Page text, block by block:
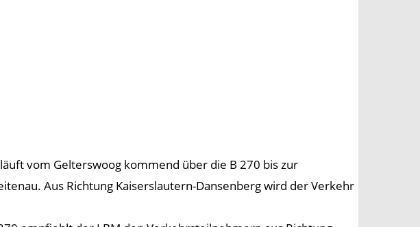
vom Gelterswoog kommend über die B 270 bis zur
Aus Richtung Kaiserslautern-Dansenberg wird der Verkehr